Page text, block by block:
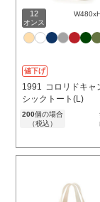
12
オンス
値下げ
1991 コロリドキャ
シックトート(L)
200個の場合
（税込）